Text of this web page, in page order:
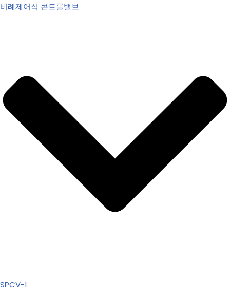
비례제어식 콘트롤밸브
SPCV-1